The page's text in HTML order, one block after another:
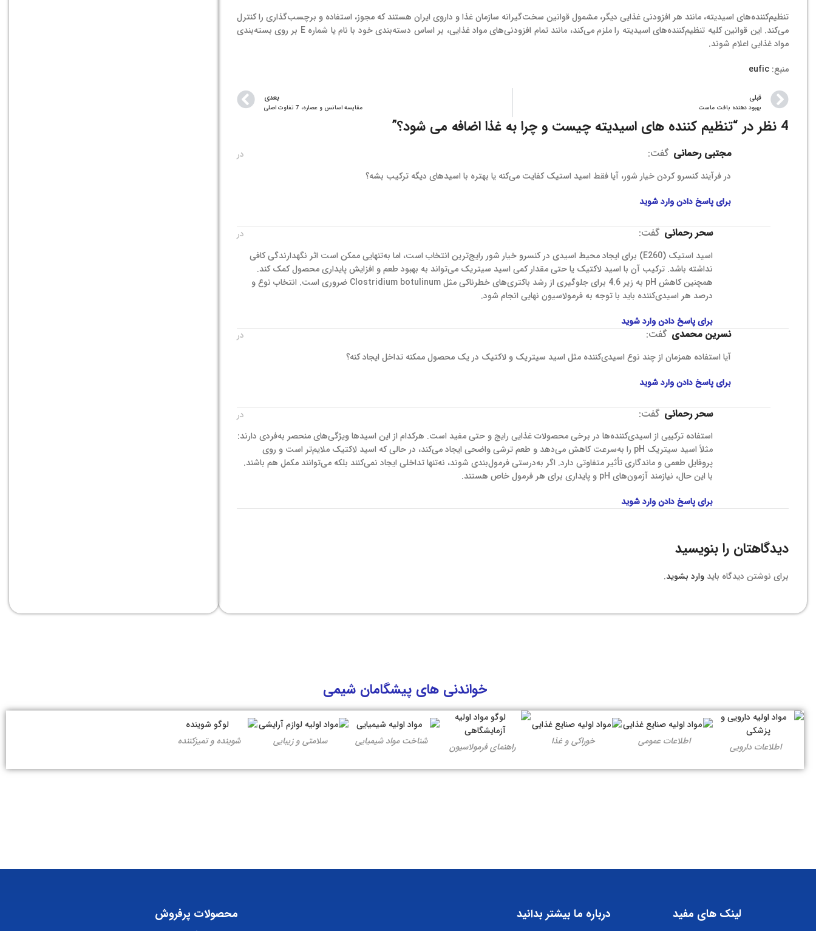
تنظیم‌کننده‌های اسیدیته، مانند هر افزودنی غذایی دیگر، مشمول قوانین سخت‌گیرانه سازمان غذا و داروی ایران هستند که مجوز، استفاده و برچسب‌گذاری را کنترل
می‌کند. این قوانین کلیه تنظیم‌کننده‌های اسیدیته را ملزم می‌کند، مانند تمام افزودنی‌های مواد غذایی، بر اساس دسته‌بندی خود با نام یا شماره E بر روی بسته‌بندی
مواد غذایی اعلام شوند.
منبع: eufic
قبلی
بهبود دهنده بافت ماست
بعدی
مقایسه اسانس و عصاره، 7 تفاوت اصلی
4 نظر در “ تنظیم کننده های اسیدیته چیست و چرا به غذا اضافه می شود؟”
مجتبی رحمانی گفت:
در
در فرآیند کنسرو کردن خیار شور، آیا فقط اسید استیک کفایت می‌کنه یا بهتره با اسیدهای دیگه ترکیب بشه؟
برای پاسخ دادن وارد شوید
سحر رحمانی گفت:
در
اسید استیک (E260) برای ایجاد محیط اسیدی در کنسرو خیار شور رایج‌ترین انتخاب است، اما به‌تنهایی ممکن است اثر نگهدارندگی کافی
نداشته باشد. ترکیب آن با اسید لاکتیک یا حتی مقدار کمی اسید سیتریک می‌تواند به بهبود طعم و افزایش پایداری محصول کمک کند.
همچنین کاهش pH به زیر 4.6 برای جلوگیری از رشد باکتری‌های خطرناکی مثل Clostridium botulinum ضروری است. انتخاب نوع و
درصد هر اسیدی‌کننده باید با توجه به فرمولاسیون نهایی انجام شود.
برای پاسخ دادن وارد شوید
نسرین محمدی گفت:
در
آیا استفاده همزمان از چند نوع اسیدی‌کننده مثل اسید سیتریک و لاکتیک در یک محصول ممکنه تداخل ایجاد کنه؟
برای پاسخ دادن وارد شوید
سحر رحمانی گفت:
در
استفاده ترکیبی از اسیدی‌کننده‌ها در برخی محصولات غذایی رایج و حتی مفید است. هرکدام از این اسیدها ویژگی‌های منحصر به‌فردی دارند:
مثلاً اسید سیتریک pH را به‌سرعت کاهش می‌دهد و طعم ترشی واضحی ایجاد می‌کند، در حالی که اسید لاکتیک ملایم‌تر است و روی
پروفایل طعمی و ماندگاری تأثیر متفاوتی دارد. اگر به‌درستی فرمول‌بندی شوند، نه‌تنها تداخلی ایجاد نمی‌کنند بلکه می‌توانند مکمل هم باشند.
با این حال، نیازمند آزمون‌های pH و پایداری برای هر فرمول خاص هستند.
برای پاسخ دادن وارد شوید
دیدگاهتان را بنویسید
برای نوشتن دیدگاه باید وارد بشوید.
خواندنی های پیشگامان شیمی
اطلاعات دارویی اطلاعات عمومی خوراکی و غذا راهنمای فرمولاسیون شناخت مواد شیمیایی سلامتی و زیبایی شوینده و تمیزکننده
لینک های مفید درباره ما بیشتر بدانید محصولات پرفروش